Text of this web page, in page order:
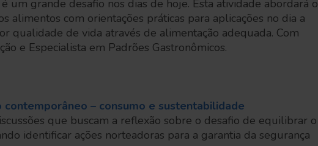
um grande desafio nos dias de hoje. Esta atividade abordará o
alimentos com orientações práticas para aplicações no dia a
qualidade de vida através de alimentação adequada. Com
e Especialista em Padrões Gastronômicos.
– consumo e sustentabilidade
que buscam a reflexão sobre o desafio de equilibrar o
identificar ações norteadoras para a garantia da segurança